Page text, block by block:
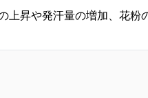
昇や発汗量の増加、花